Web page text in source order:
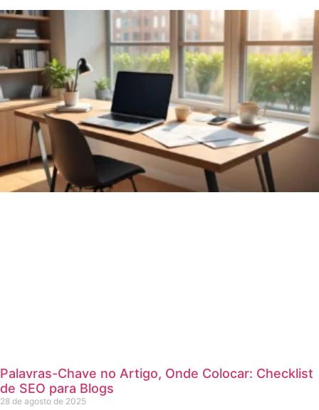
Palavras-Chave no Artigo, Onde Colocar: Checklist
de SEO para Blogs
28 de agosto de 2025